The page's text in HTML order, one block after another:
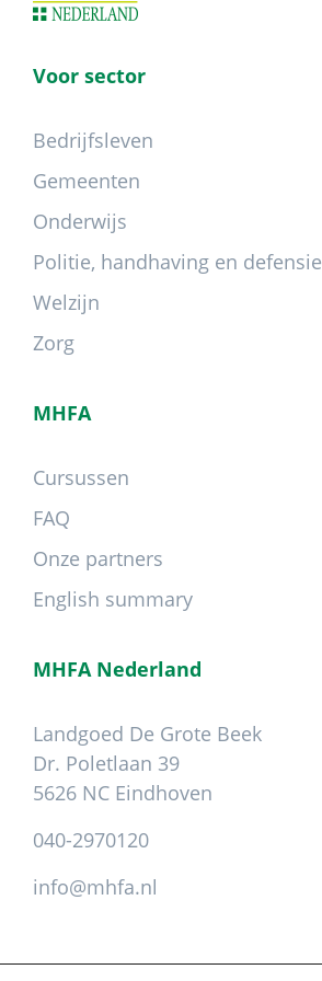
Voor sector
Bedrijfsleven
Gemeenten
Onderwijs
Politie, handhaving en defensie
Welzijn
Zorg
MHFA
Cursussen
FAQ
Onze partners
English summary
MHFA Nederland
Landgoed De Grote Beek
Dr. Poletlaan 39
5626 NC Eindhoven
040-2970120
info@mhfa.nl